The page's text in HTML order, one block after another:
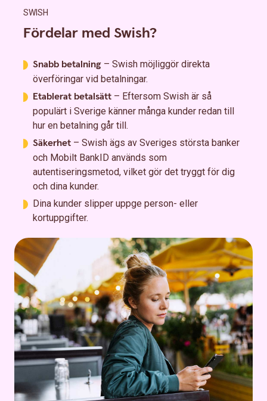
SWISH
Fördelar med Swish?
Snabb betalning – Swish möjliggör direkta
överföringar vid betalningar.
Etablerat betalsätt – Eftersom Swish är så
populärt i Sverige känner många kunder redan till
hur en betalning går till.
Säkerhet – Swish ägs av Sveriges största banker
och Mobilt BankID används som
autentiseringsmetod, vilket gör det tryggt för dig
och dina kunder.
Dina kunder slipper uppge person- eller
kortuppgifter.